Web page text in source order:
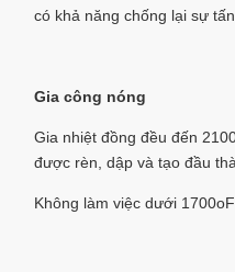
có khả năng chống lại sự
Gia công nóng
Gia nhiệt đồng đều đến
được rèn, dập và tạo đầu
Không làm việc dưới 1700oF